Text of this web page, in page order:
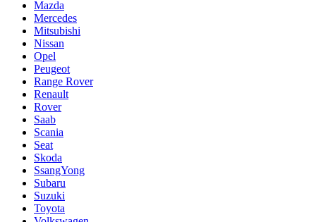
Mazda
Mercedes
Mitsubishi
Nissan
Opel
Peugeot
Range Rover
Renault
Rover
Saab
Scania
Seat
Skoda
SsangYong
Subaru
Suzuki
Toyota